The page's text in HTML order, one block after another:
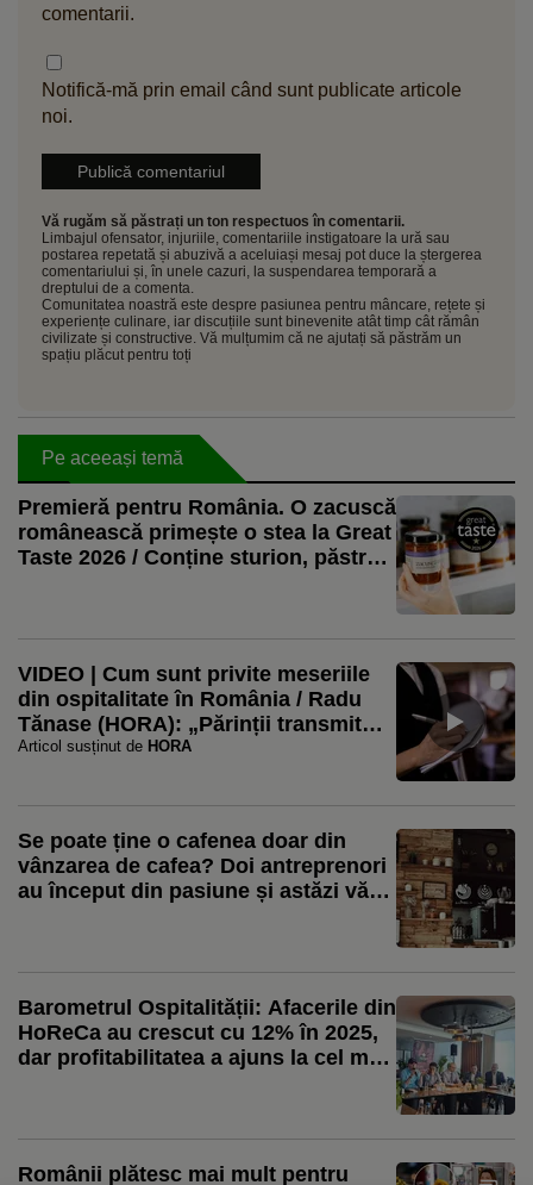
comentarii.
Notifică-mă prin email când sunt publicate articole
noi.
Vă rugăm să păstrați un ton respectuos în comentarii.
Limbajul ofensator, injuriile, comentariile instigatoare la ură sau
postarea repetată și abuzivă a aceluiași mesaj pot duce la ștergerea
comentariului și, în unele cazuri, la suspendarea temporară a
dreptului de a comenta.
Comunitatea noastră este despre pasiunea pentru mâncare, rețete și
experiențe culinare, iar discuțiile sunt binevenite atât timp cât rămân
civilizate și constructive. Vă mulțumim că ne ajutați să păstrăm un
spațiu plăcut pentru toți
Pe aceeași temă
Premieră pentru România. O zacuscă
românească primește o stea la Great
Taste 2026 / Conține sturion, păstrăv
VIDEO | Cum sunt privite meseriile
din ospitalitate în România / Radu
Tănase (HORA): „Părinții transmit
copiilor că este o rușine să devii
Stadio): „Poți ajunge de la picol la
Articol susținut de HORA
Se poate ține o cafenea doar din
vânzarea de cafea? Doi antreprenori
au început din pasiune și astăzi văd
Barometrul Ospitalității: Afacerile din
HoReCa au crescut cu 12% în 2025,
dar profitabilitatea a ajuns la cel mai
Românii plătesc mai mult pentru